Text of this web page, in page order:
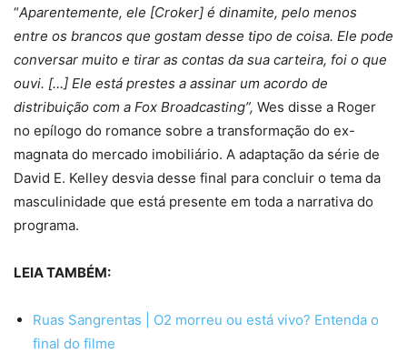
“Aparentemente, ele [Croker] é dinamite, pelo menos
entre os brancos que gostam desse tipo de coisa. Ele pode
conversar muito e tirar as contas da sua carteira, foi o que
ouvi. […] Ele está prestes a assinar um acordo de
distribuição com a Fox Broadcasting”, Wes disse a Roger
no epílogo do romance sobre a transformação do ex-
magnata do mercado imobiliário. A adaptação da série de
David E. Kelley desvia desse final para concluir o tema da
masculinidade que está presente em toda a narrativa do
programa.
LEIA TAMBÉM:
Ruas Sangrentas | O2 morreu ou está vivo? Entenda o
final do filme